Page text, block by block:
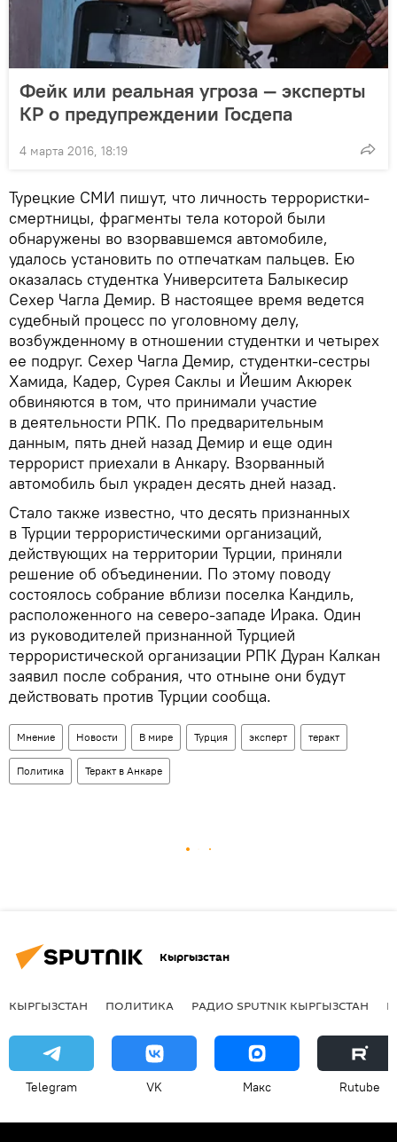
Фейк или реальная угроза — эксперты
КР о предупреждении Госдепа
4 марта 2016, 18:19
Турецкие СМИ пишут, что личность террористки-
смертницы, фрагменты тела которой были
обнаружены во взорвавшемся автомобиле,
удалось установить по отпечаткам пальцев. Ею
оказалась студентка Университета Балыкесир
Сехер Чагла Демир. В настоящее время ведется
судебный процесс по уголовному делу,
возбужденному в отношении студентки и четырех
ее подруг. Сехер Чагла Демир, студентки-сестры
Хамида, Кадер, Сурея Саклы и Йешим Акюрек
обвиняются в том, что принимали участие
в деятельности РПК. По предварительным
данным, пять дней назад Демир и еще один
террорист приехали в Анкару. Взорванный
автомобиль был украден десять дней назад.
Стало также известно, что десять признанных
в Турции террористическими организаций,
действующих на территории Турции, приняли
решение об объединении. По этому поводу
состоялось собрание вблизи поселка Кандиль,
расположенного на северо-западе Ирака. Один
из руководителей признанной Турцией
террористической организации РПК Дуран Калкан
заявил после собрания, что отныне они будут
действовать против Турции сообща.
Мнение Новости В мире Турция эксперт теракт
Политика Теракт в Анкаре
Кыргызстан
КЫРГЫЗСТАН ПОЛИТИКА РАДИО SPUTNIK КЫРГЫЗСТАН
Telegram VK Макс Rutube